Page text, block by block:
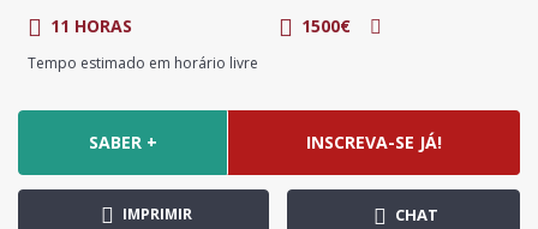
11 HORAS
Tempo estimado em horário livre
1500€
SABER + INSCREVA-SE JÁ!
IMPRIMIR CHAT